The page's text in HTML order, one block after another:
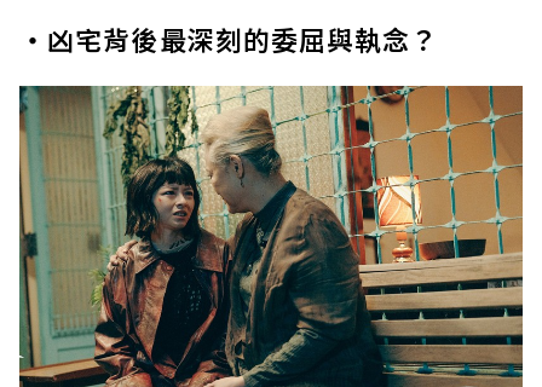
・凶宅背後最深刻的委屈與執念？